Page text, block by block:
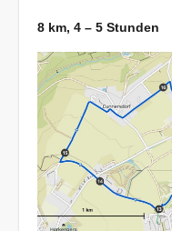
8 km, 4 – 5 Stunden